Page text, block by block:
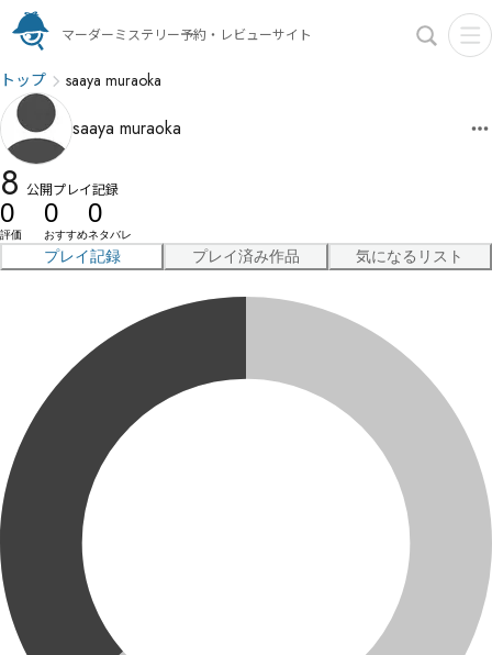
マーダーミステリー予約・レビューサイト
トップ saaya muraoka
saaya muraoka
8 公開プレイ記録
0
評価
0
おすすめ
0
ネタバレ
プレイ記録 プレイ済み作品 気になるリスト